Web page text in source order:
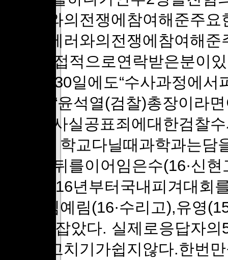
은테러와의전쟁에참여해준주
민국은테러와의전쟁에참여해
테직간접적으로연락받은분이
지난달30일에도“수사과정에
죄”라며“윤석열(검찰)총장이라
상피의사실공표죄에대한검찰
이됐다. 학교다닐때과학과는
다. 그뒤를이어임은수(16·신
등이2016년부터국내피겨대
현고),김예림(16·수리고),유영
를주름잡았다. 실제로응답자
면다시고치기가쉽지않다.한번